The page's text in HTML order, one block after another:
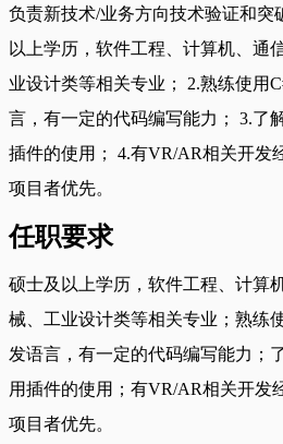
负责新技术/业务方向技术验证和突
以上学历，软件工程、计算机、通
业设计类等相关专业； 2.熟练使用
言，有一定的代码编写能力； 3.了
插件的使用； 4.有VR/AR相关开发
项目者优先。
任职要求
硕士及以上学历，软件工程、计算
械、工业设计类等相关专业；熟练
发语言，有一定的代码编写能力；
用插件的使用；有VR/AR相关开发
项目者优先。